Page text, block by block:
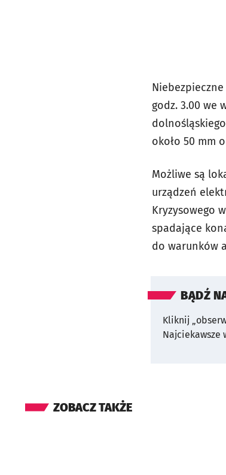
godz. 3.00 we
około 50 mm
Możliwe są
urządzeń
Kryzysowego
spadające
do warunków
BĄDŹ
Kliknij
Najciekawsze
ZOBACZ TAKŻE